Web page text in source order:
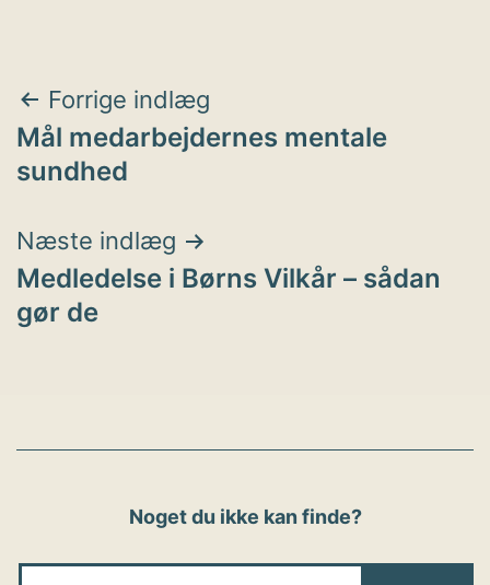
Indlægsnavigation
Forrige indlæg
Mål medarbejdernes mentale
sundhed
Næste indlæg
Medledelse i Børns Vilkår – sådan
gør de
Noget du ikke kan finde?